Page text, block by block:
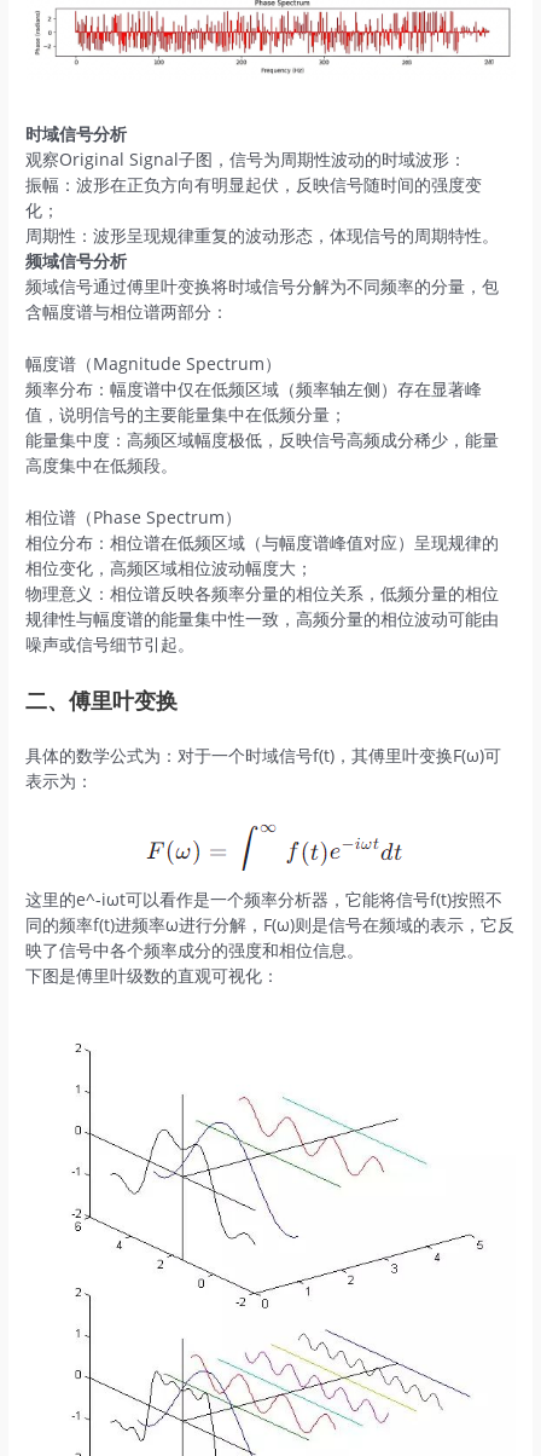
时域信号分析
观察‌Original Signal‌子图，信号为‌周期性波动的时域波形‌：
‌振幅‌：波形在正负方向有明显起伏，反映信号随时间的强度变
化；
‌周期性‌：波形呈现规律重复的波动形态，体现信号的周期特性。
频域信号分析
频域信号通过‌傅里叶变换‌将时域信号分解为不同频率的分量，包
含‌幅度谱‌与‌相位谱‌两部分：
幅度谱（Magnitude Spectrum）
‌频率分布‌：幅度谱中仅在‌低频区域‌（频率轴左侧）存在显著峰
值，说明信号的主要能量集中在低频分量；
‌能量集中度‌：高频区域幅度极低，反映信号高频成分稀少，能量
高度集中在低频段。
相位谱（Phase Spectrum）
‌相位分布‌：相位谱在‌低频区域‌（与幅度谱峰值对应）呈现规律的
相位变化，高频区域相位波动幅度大；
‌物理意义‌：相位谱反映各频率分量的相位关系，低频分量的相位
规律性与幅度谱的能量集中性一致，高频分量的相位波动可能由
噪声或信号细节引起。
二、傅里叶变换
具体的数学公式为：对于一个时域信号f(t)，其傅里叶变换F(ω)可
表示为：
这里的e^-iωt可以看作是一个频率分析器，它能将信号f(t)按照不
同的频率f(t)进频率ω进行分解，F(ω)则是信号在频域的表示，它反
映了信号中各个频率成分的强度和相位信息。
下图是傅里叶级数的直观可视化：